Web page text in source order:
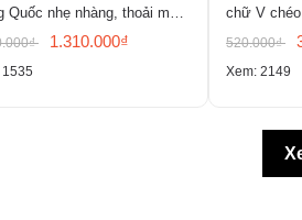
Quốc nhẹ nhàng, thoải mái
Han
1.310.000₫
chữ V
sm
520.000₫
Xem: 2149